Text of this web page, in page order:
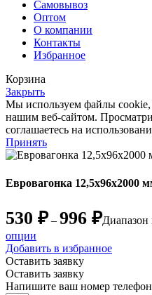
Самовывоз
Оптом
О компании
Контакты
Избранное
Корзина
Закрыть
Мы используем файлы cookie,
нашим веб-сайтом.
соглашаетесь на
Принять
Евровагонка 12,5х96х2000
530 ₽ – 996 ₽Диапазон
опции
Добавить в избранное
Оставить заявку
Оставить заявку
Напишите ваш номер